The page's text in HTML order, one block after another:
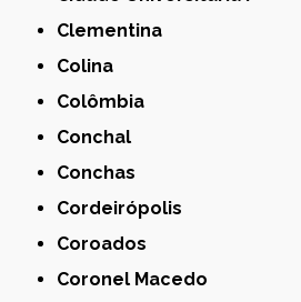
Clementina
Colina
Colômbia
Conchal
Conchas
Cordeirópolis
Coroados
Coronel Macedo